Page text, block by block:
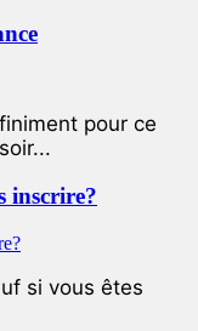
pour ce
inscrire?
si vous êtes